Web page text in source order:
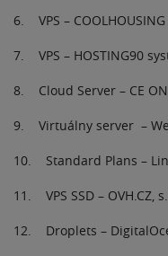
6. VPS –
7. VPS – HOSTING90
8. Cloud Server – CE
9. Virtuálny server –
10. Standard Plans –
11. VPS SSD – OVH.CZ,
12. Droplets –